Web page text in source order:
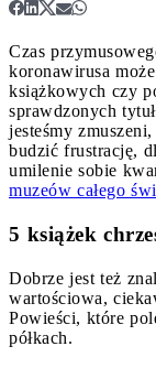
Czas
koronawirusa
książkowych czy
sprawdzonych
jesteśmy
budzić frustrację,
umilenie sobie
muzeów całego
5 książek
Dobrze jest też
wartościowa,
Powieści, które
półkach.